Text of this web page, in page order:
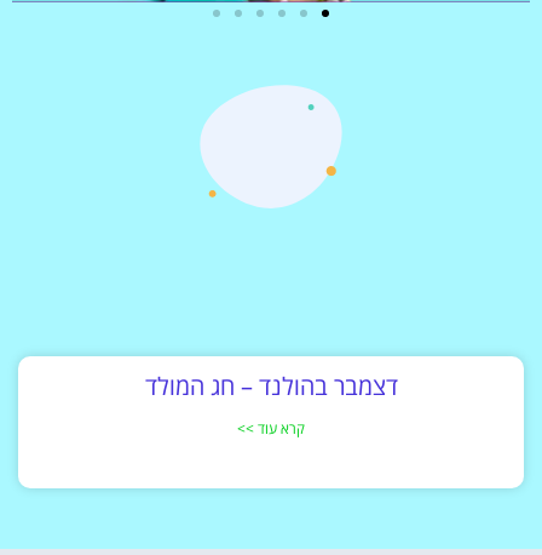
דצמבר בהולנד – חג המולד
קרא עוד >>